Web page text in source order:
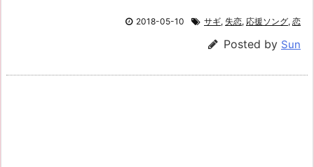
2018-05-10 サギ, 失恋, 応援ソング, 恋
Posted by Sun